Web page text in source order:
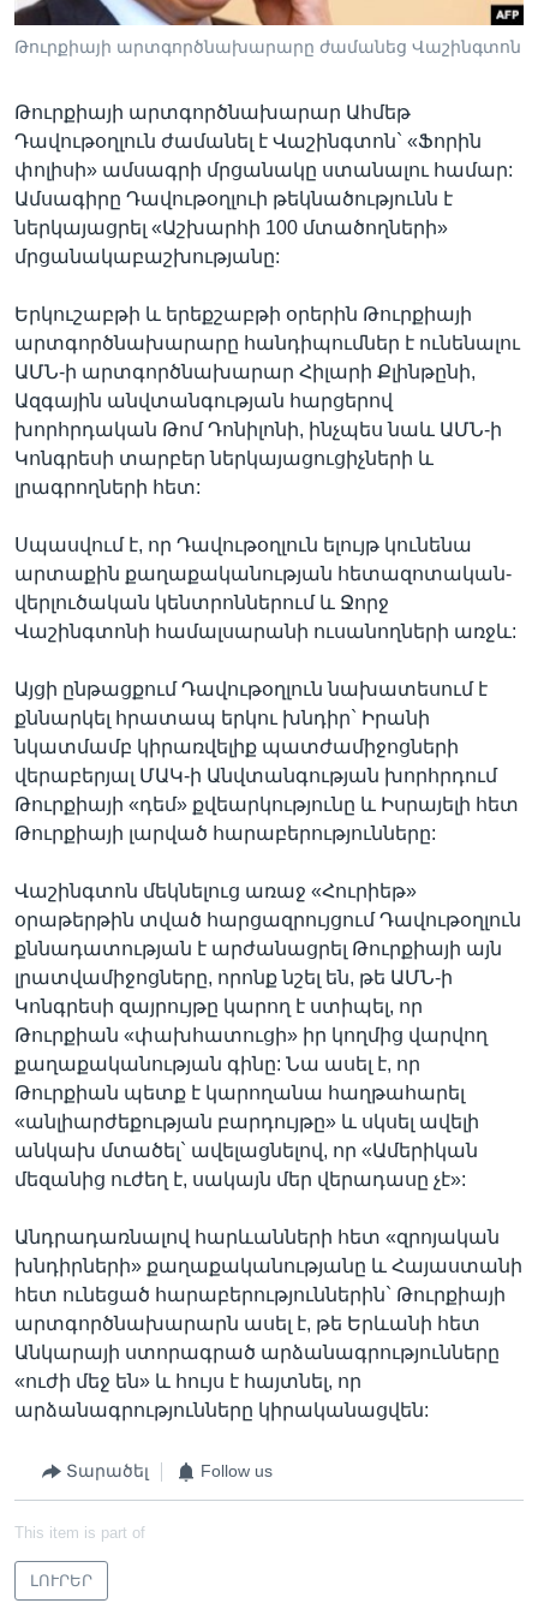
Թուրքիայի արտգործնախարարը ժամանեց Վաշինգտոն
Թուրքիայի արտգործնախարար Ահմեթ
Դավութօղլուն ժամանել է Վաշինգտոն` «Ֆորին
փոլիսի» ամսագրի մրցանակը ստանալու համար:
Ամսագիրը Դավութօղլուի թեկնածությունն է
ներկայացրել «Աշխարհի 100 մտածողների»
մրցանակաբաշխությանը:
Երկուշաբթի և երեքշաբթի օրերին Թուրքիայի
արտգործնախարարը հանդիպումներ է ունենալու
ԱՄՆ-ի արտգործնախարար Հիլարի Քլինթընի,
Ազգային անվտանգության հարցերով
խորհրդական Թոմ Դոնիլոնի, ինչպես նաև ԱՄՆ-ի
Կոնգրեսի տարբեր ներկայացուցիչների և
լրագրողների հետ:
Սպասվում է, որ Դավութօղլուն ելույթ կունենա
արտաքին քաղաքականության հետազոտական-
վերլուծական կենտրոններում և Ջորջ
Վաշինգտոնի համալսարանի ուսանողների առջև:
Այցի ընթացքում Դավութօղլուն նախատեսում է
քննարկել հրատապ երկու խնդիր` Իրանի
նկատմամբ կիրառվելիք պատժամիջոցների
վերաբերյալ ՄԱԿ-ի Անվտանգության խորհրդում
Թուրքիայի «դեմ» քվեարկությունը և Իսրայելի հետ
Թուրքիայի լարված հարաբերությունները:
Վաշինգտոն մեկնելուց առաջ «Հուրիեթ»
օրաթերթին տված հարցազրույցում Դավութօղլուն
քննադատության է արժանացրել Թուրքիայի այն
լրատվամիջոցները, որոնք նշել են, թե ԱՄՆ-ի
Կոնգրեսի զայրույթը կարող է ստիպել, որ
Թուրքիան «փախհատուցի» իր կողմից վարվող
քաղաքականության գինը: Նա ասել է, որ
Թուրքիան պետք է կարողանա հաղթահարել
«անլիարժեքության բարդույթը» և սկսել ավելի
անկախ մտածել` ավելացնելով, որ «Ամերիկան
մեզանից ուժեղ է, սակայն մեր վերադասը չէ»:
Անդրադառնալով հարևանների հետ «զրոյական
խնդիրների» քաղաքականությանը և Հայաստանի
հետ ունեցած հարաբերություններին` Թուրքիայի
արտգործնախարարն ասել է, թե Երևանի հետ
Անկարայի ստորագրած արձանագրությունները
«ուժի մեջ են» և հույս է հայտնել, որ
արձանագրությունները կիրականացվեն:
Տարածել Follow us
This item is part of
ԼՈՒՐԵՐ